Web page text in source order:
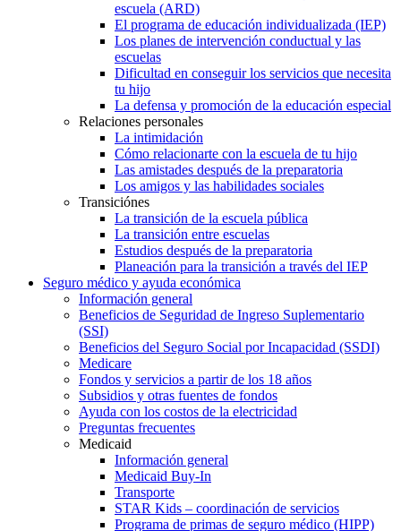
escuela (ARD)
El programa de educación individualizada (IEP)
Los planes de intervención conductual y las
escuelas
Dificultad en conseguir los servicios que necesita
tu hijo
La defensa y promoción de la educación especial
Relaciones personales
La intimidación
Cómo relacionarte con la escuela de tu hijo
Las amistades después de la preparatoria
Los amigos y las habilidades sociales
Transiciónes
La transición de la escuela pública
La transición entre escuelas
Estudios después de la preparatoria
Planeación para la transición a través del IEP
Seguro médico y ayuda económica
Información general
Beneficios de Seguridad de Ingreso Suplementario
(SSI)
Beneficios del Seguro Social por Incapacidad (SSDI)
Medicare
Fondos y servicios a partir de los 18 años
Subsidios y otras fuentes de fondos
Ayuda con los costos de la electricidad
Preguntas frecuentes
Medicaid
Información general
Medicaid Buy-In
Transporte
STAR Kids – coordinación de servicios
Programa de primas de seguro médico (HIPP)